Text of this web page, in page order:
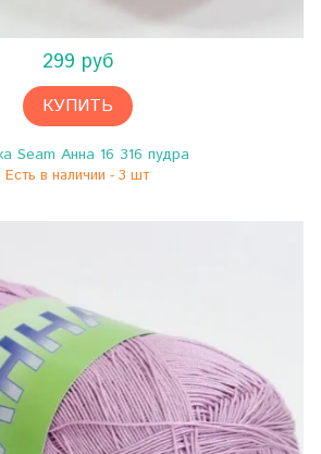
299 руб
КУПИТЬ
Seam Анна 16 316 пудра
Есть в наличии - 3 шт